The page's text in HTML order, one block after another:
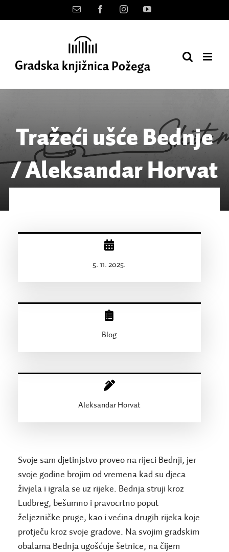
to
Kontakt FacebookInstagramYouTube
Tražeći ušće Bednje
/ Aleksandar Horvat
5. 11. 2025.
Blog
Aleksandar Horvat
Svoje sam djetinjstvo proveo na rijeci Bednji, jer
svoje godine brojim od vremena kad su djeca
živjela i igrala se uz rijeke. Bednja struji kroz
Ludbreg, bešumno i pravocrtno poput
željezničke pruge, kao i većina drugih rijeka koje
protječu kroz svoje gradove. Na svojim gradskim
obalama Bednja ugošćuje šetnice, na čijem